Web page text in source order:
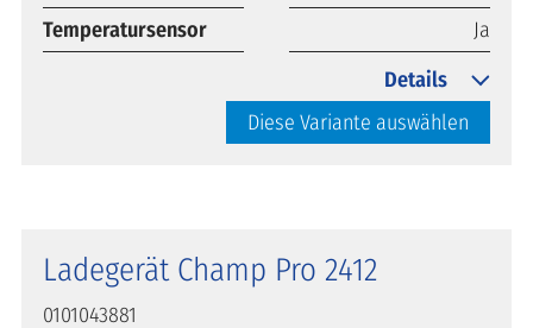
Temperatursensor
Ja
Diese Variante auswählen
Details
Ladegerät Champ Pro 2412
0101043881